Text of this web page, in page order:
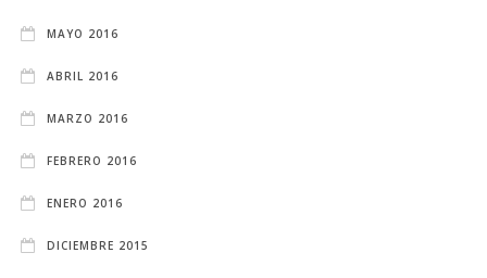
MAYO 2016
ABRIL 2016
MARZO 2016
FEBRERO 2016
ENERO 2016
DICIEMBRE 2015